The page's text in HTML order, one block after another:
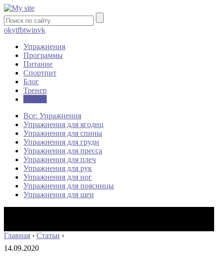
okytfbtwinvk
Упражнения
Программы
Питание
Спортпит
Блог
Тренер
Все: Упражнения
Упражнения для ягодиц
Упражнения для спины
Упражнения для груди
Упражнения для пресса
Упражнения для плеч
Упражнения для рук
Упражнения для ног
Упражнения для поясницы
Упражнения для шеи
Главная › Статьи ›
14.09.2020